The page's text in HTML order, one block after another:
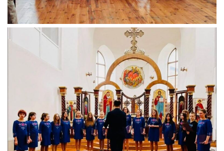
Монастир Успення Пресвятої Богородиці Сестер Чину
Святого Василія Великого
Катехитична комісія
Комісія у справах молоді
Комісія у справах родини
Комісія з питань душпастирства охорони здоров’я
Спільноти
Квіти Слобожанщини